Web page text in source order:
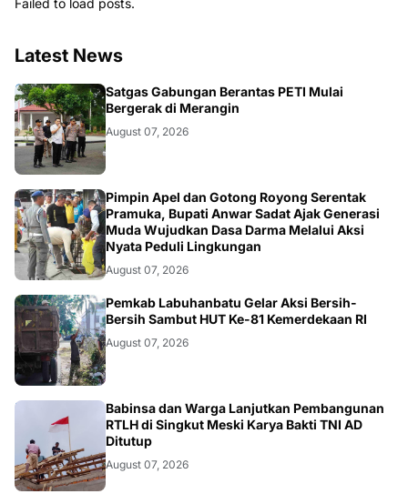
Failed to load posts.
Latest News
BANGKO
Satgas Gabungan Berantas PETI Mulai
Bergerak di Merangin
August 07, 2026
BERITA
Pimpin Apel dan Gotong Royong Serentak
Pramuka, Bupati Anwar Sadat Ajak Generasi
Muda Wujudkan Dasa Darma Melalui Aksi
Nyata Peduli Lingkungan
August 07, 2026
BERITA
Pemkab Labuhanbatu Gelar Aksi Bersih-
Bersih Sambut HUT Ke-81 Kemerdekaan RI
August 07, 2026
Babinsa dan Warga Lanjutkan Pembangunan
RTLH di Singkut Meski Karya Bakti TNI AD
Ditutup
August 07, 2026